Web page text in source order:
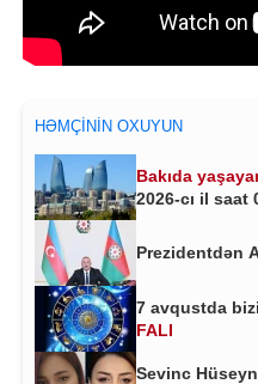
HƏMÇININ OXUYUN
Bakıda
2026-cı il saat
Prezidentdən
7 avqustda
FALI
Sevinc